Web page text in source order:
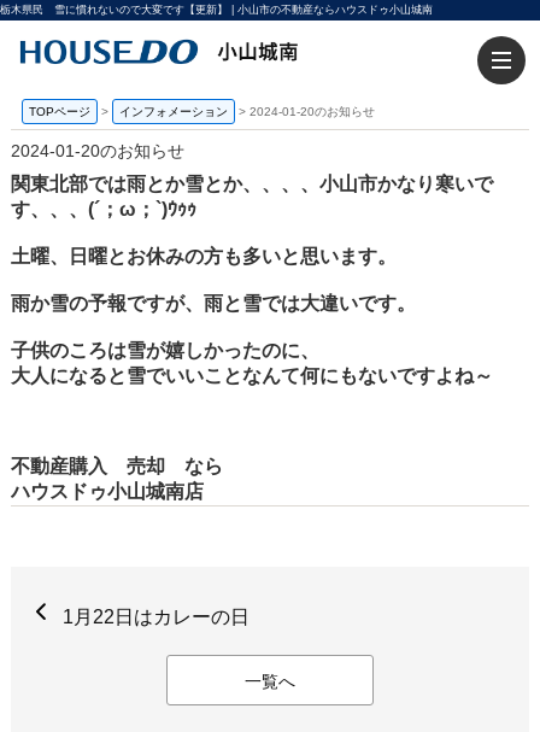
栃木県民 雪に慣れないので大変です【更新】 | 小山市の不動産ならハウスドゥ小山城南
TOPページ > インフォメーション > 2024-01-20のお知らせ
2024-01-20のお知らせ
関東北部では雨とか雪とか、、、、小山市かなり寒いで
す、、、(´；ω；`)ｳｩｩ
土曜、日曜とお休みの方も多いと思います。
雨か雪の予報ですが、雨と雪では大違いです。
子供のころは雪が嬉しかったのに、
大人になると雪でいいことなんて何にもないですよね～
不動産購入 売却 なら
ハウスドゥ小山城南店
1月22日はカレーの日
一覧へ